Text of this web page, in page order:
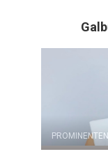
PROMINENTEN